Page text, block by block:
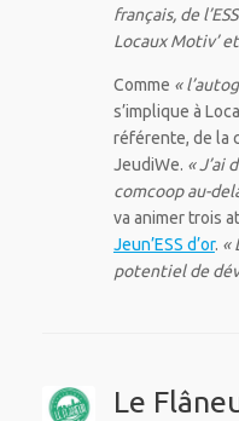
français, de
Locaux Motiv’
Comme «
s’implique à
référente, de la
JeudiWe. « J’ai
comcoop au-
va animer trois
Jeun’ESS d’or. «
potentiel de
Le